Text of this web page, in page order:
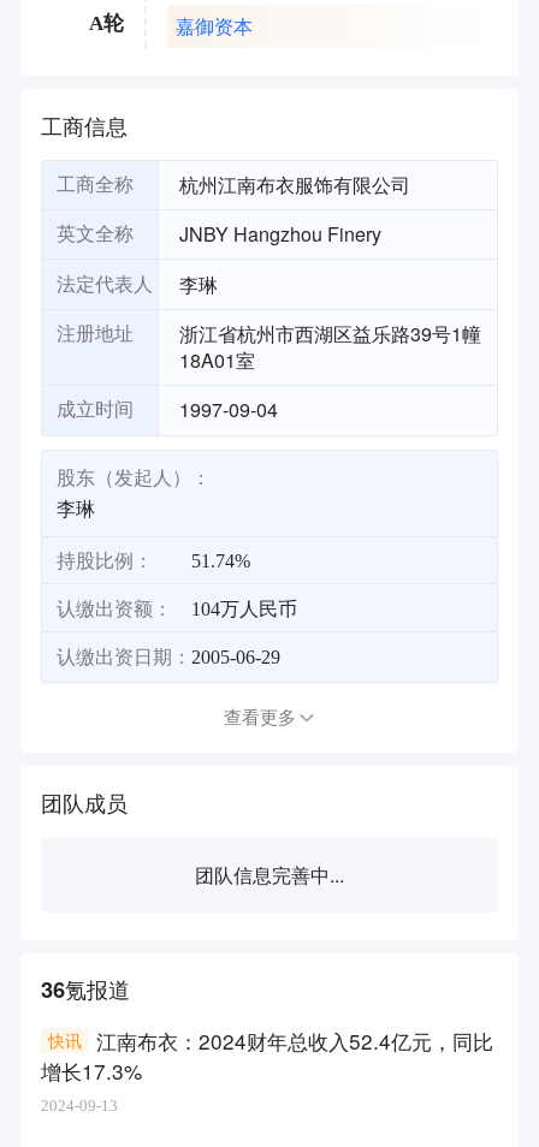
A轮 嘉御资本
工商信息
工商全称 杭州江南布衣服饰有限公司
英文全称 JNBY Hangzhou Finery
法定代表人 李琳
注册地址
浙江省杭州市西湖区益乐路39号1幢
18A01室
成立时间 1997-09-04
股东（发起人）：
李琳
持股比例： 51.74%
认缴出资额： 104万人民币
认缴出资日期： 2005-06-29
查看更多
团队成员
团队信息完善中...
36氪报道
江南布衣：2024财年总收入52.4亿元，同比
增长17.3%
快讯
2024-09-13